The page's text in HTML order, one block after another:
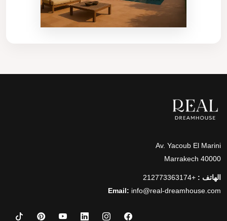
Av. Yacoub El Marini
40000 Marrakech
الهاتف : +212773363174
Email: info@real-dreamhouse.com